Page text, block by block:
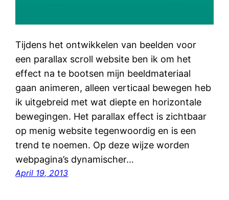
Tijdens het ontwikkelen van beelden voor
een parallax scroll website ben ik om het
effect na te bootsen mijn beeldmateriaal
gaan animeren, alleen verticaal bewegen heb
ik uitgebreid met wat diepte en horizontale
bewegingen. Het parallax effect is zichtbaar
op menig website tegenwoordig en is een
trend te noemen. Op deze wijze worden
webpagina’s dynamischer…
April 19, 2013